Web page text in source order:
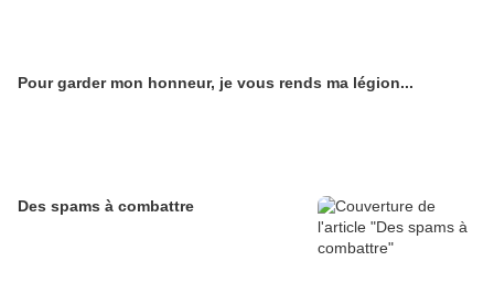
Pour garder mon honneur, je vous rends ma légion...
Des spams à combattre